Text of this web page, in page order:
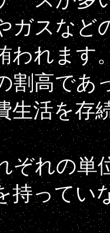
ガスなど
われます
割高であ
生活を存
ぞれの単
持ってい